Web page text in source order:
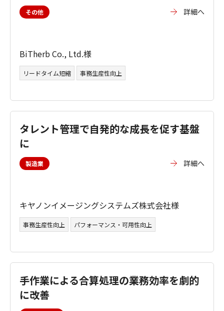
その他 詳細へ
BiTherb Co., Ltd.様
リードタイム短縮 事務生産性向上
タレント管理で自発的な成長を促す基盤
に
製造業 詳細へ
キヤノンイメージングシステムズ株式会社様
事務生産性向上 パフォーマンス・可用性向上
手作業による合算処理の業務効率を劇的
に改善